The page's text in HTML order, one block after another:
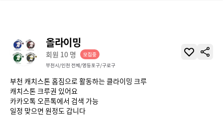
올라이밍
회원 10 명
모집중
부천시/인천 전체/영등포구/구로구
부천 캐치스톤 홈짐으로 활동하는 클라이밍 크루
캐치스톤 크루권 있어요
카카오톡 오픈톡에서 검색 가능
일정 맞으면 원정도 갑니다